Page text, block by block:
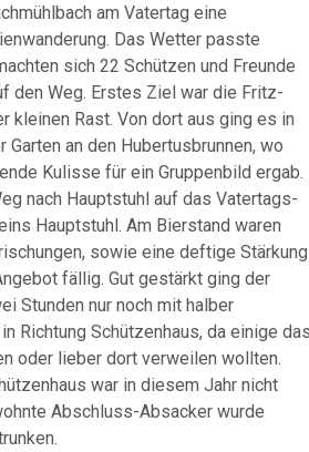
am Vatertag eine
Das Wetter passte
sich 22 Schützen und Freunde
den Weg. Erstes Ziel war die Fritz-
kleinen Rast. Von dort aus ging es in
Garten an den Hubertusbrunnen, wo
Kulisse für ein Gruppenbild ergab.
nach Hauptstuhl auf das Vatertags-
Hauptstuhl. Am Bierstand waren
sowie eine deftige Stärkung
fällig. Gut gestärkt ging der
Stunden nur noch mit halber
Richtung Schützenhaus, da einige
oder lieber dort verweilen wollten.
war in diesem Jahr nicht
Abschluss-Absacker wurde